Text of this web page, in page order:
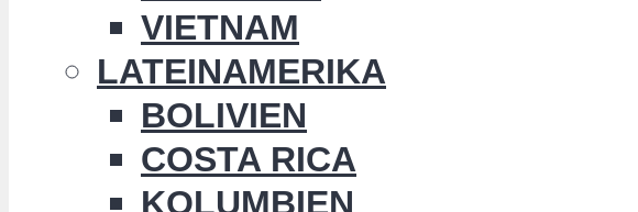
VIETNAM
LATEINAMERIKA
BOLIVIEN
COSTA RICA
KOLUMBIEN